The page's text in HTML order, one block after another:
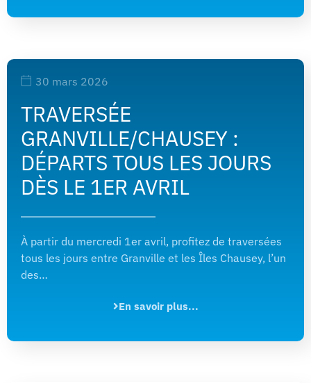
30 mars 2026
TRAVERSÉE
GRANVILLE/CHAUSEY :
DÉPARTS TOUS LES JOURS
DÈS LE 1ER AVRIL
À partir du mercredi 1er avril, profitez de traversées
tous les jours entre Granville et les Îles Chausey, l’un
des…
En savoir plus...